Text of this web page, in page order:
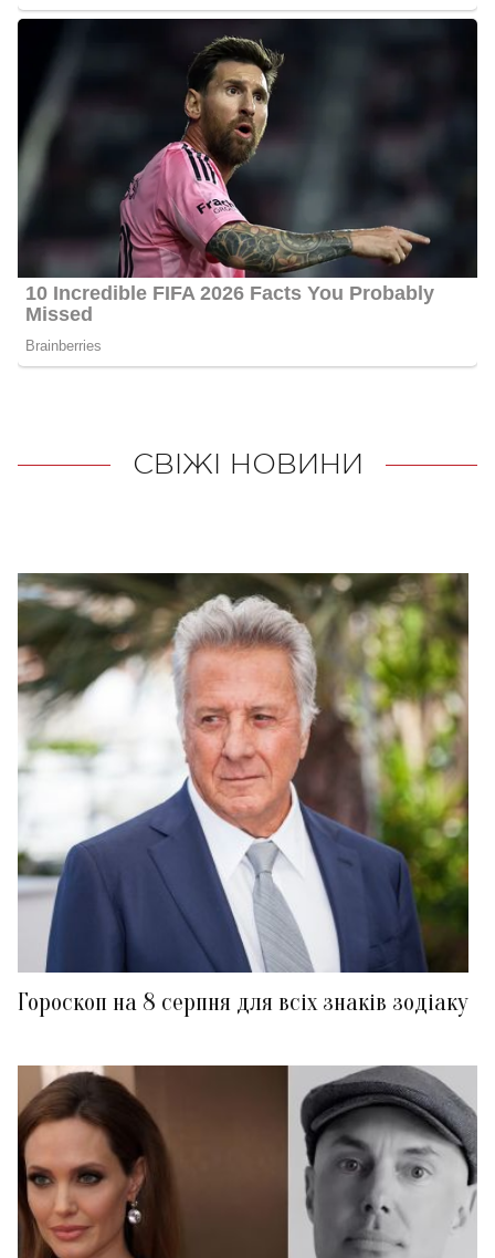
СВІЖІ НОВИНИ
Гороскоп на 8 серпня для всіх знаків зодіаку